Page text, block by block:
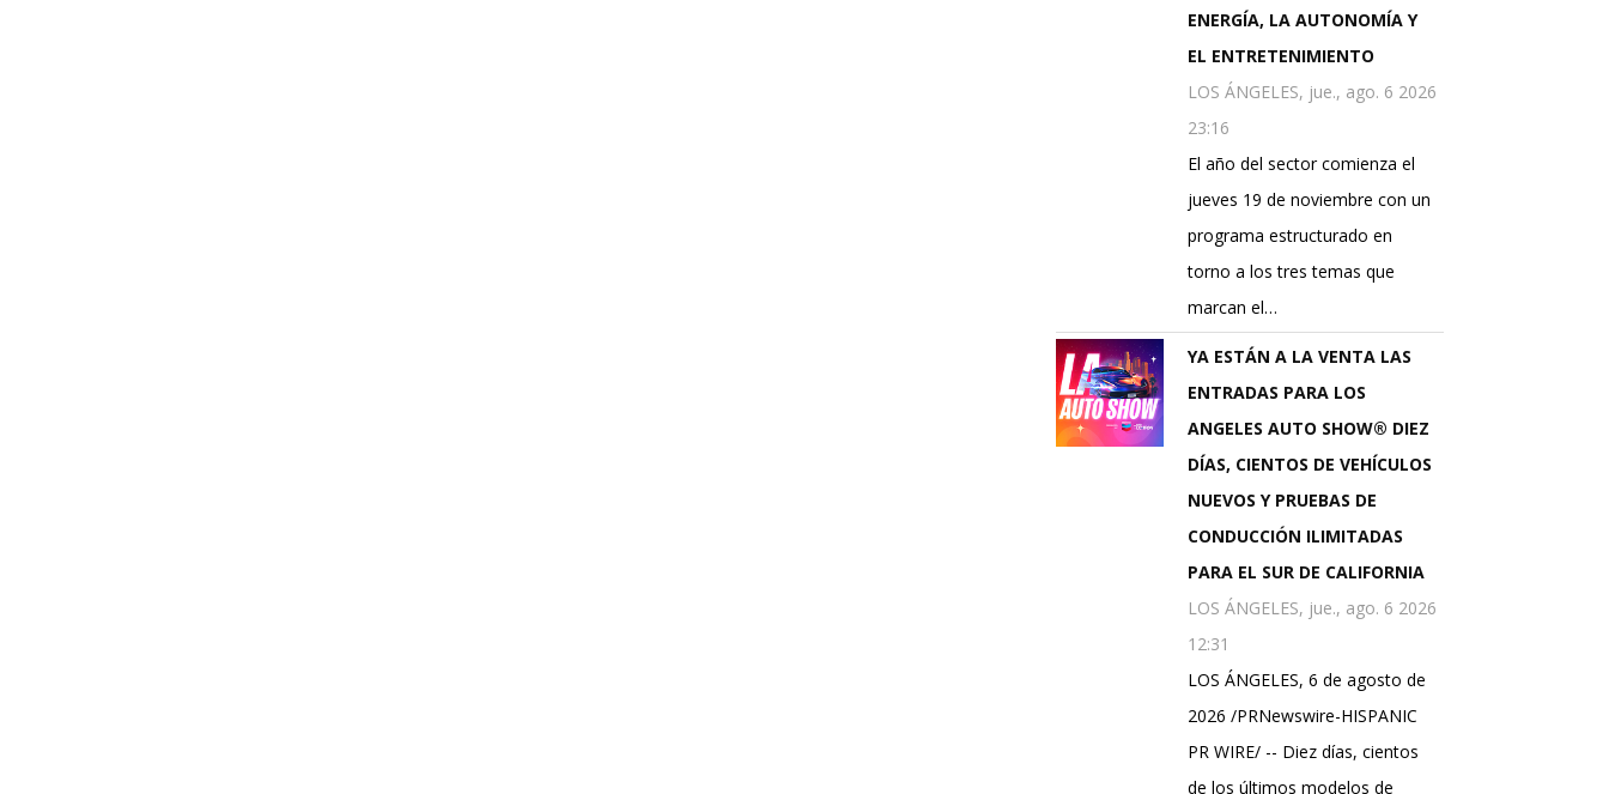
ENERGÍA, LA AUTONOMÍA Y
EL ENTRETENIMIENTO
LOS ÁNGELES, jue., ago. 6 2026
23:16
El año del sector comienza el
jueves 19 de noviembre con un
programa estructurado en
torno a los tres temas que
marcan el…
YA ESTÁN A LA VENTA LAS
ENTRADAS PARA LOS
ANGELES AUTO SHOW® DIEZ
DÍAS, CIENTOS DE VEHÍCULOS
NUEVOS Y PRUEBAS DE
CONDUCCIÓN ILIMITADAS
PARA EL SUR DE CALIFORNIA
LOS ÁNGELES, jue., ago. 6 2026
12:31
LOS ÁNGELES, 6 de agosto de
2026 /PRNewswire-HISPANIC
PR WIRE/ -- Diez días, cientos
de los últimos modelos de